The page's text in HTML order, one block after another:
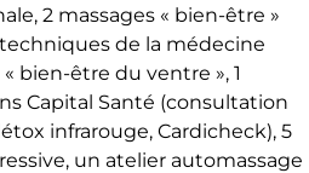
2 massages « bien-être »
de la médecine
bien-être du ventre », 1
Capital Santé (consultation
infrarouge, Cardicheck), 5
un atelier automassage